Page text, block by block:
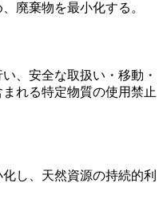
廃棄物を最小化する。
、安全な取扱い・移動・
れる特定物質の使用禁止
し、天然資源の持続的利